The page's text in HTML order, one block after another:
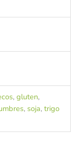
, gluten,
, soja, trigo